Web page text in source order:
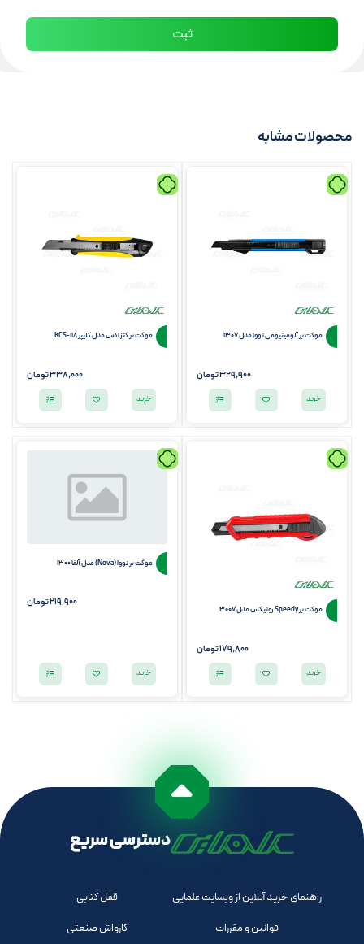
محصولات مشابه
موکت بر آلومینیومی نووا مدل 1307
329,900تومان
خرید
موکت بر کنزاکس مدل کلیپر KCS-118
338,000تومان
خرید
موکت بر Speedy رونیکس مدل 3007
179,800تومان
خرید
موکت بر نووا (Nova) مدل آلفا 1300
219,900تومان
خرید
دسترسی سریع
راهنمای خرید آنلاین از وبسایت علمایی
قوانین و مقررات
قفل کتابی
کارواش صنعتی